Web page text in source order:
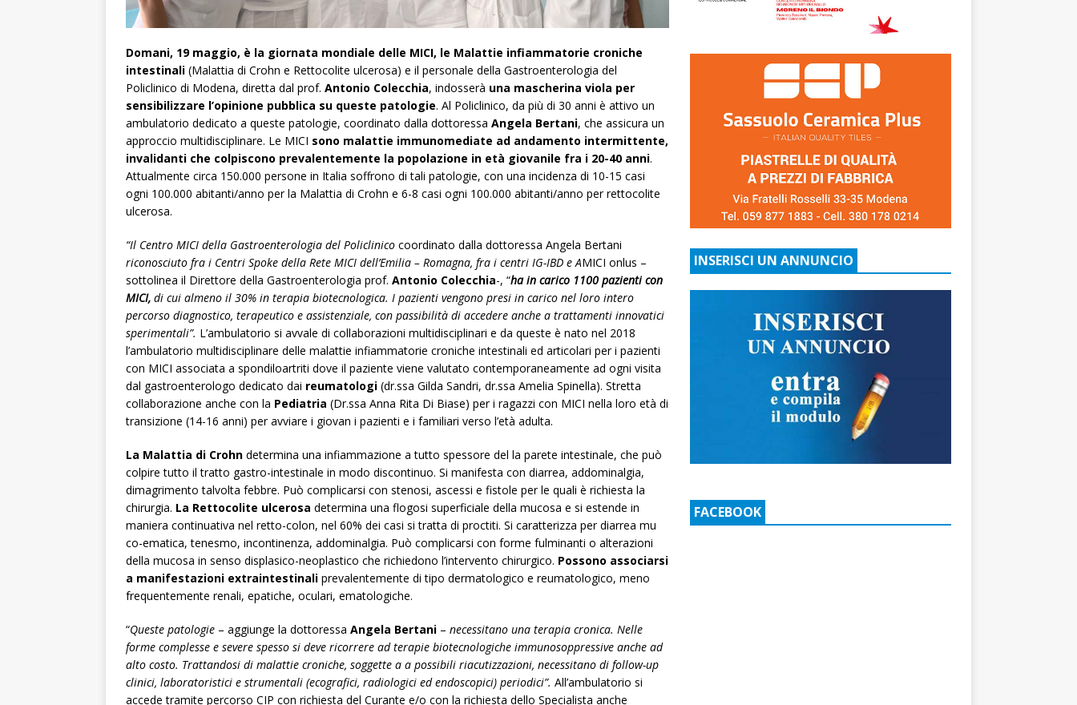
Domani, 19 maggio, è la giornata mondiale delle MICI, le Malattie infiammatorie croniche
intestinali (Malattia di Crohn e Rettocolite ulcerosa) e il personale della Gastroenterologia del
Policlinico di Modena, diretta dal prof. Antonio Colecchia, indosserà una mascherina viola per
sensibilizzare l’opinione pubblica su queste patologie. Al Policlinico, da più di 30 anni è attivo un
ambulatorio dedicato a queste patologie, coordinato dalla dottoressa Angela Bertani, che assicura un
approccio multidisciplinare. Le MICI sono malattie immunomediate ad andamento intermittente,
invalidanti che colpiscono prevalentemente la popolazione in età giovanile fra i 20-40 anni.
Attualmente circa 150.000 persone in Italia soffrono di tali patologie, con una incidenza di 10-15 casi
ogni 100.000 abitanti/anno per la Malattia di Crohn e 6-8 casi ogni 100.000 abitanti/anno per rettocolite
ulcerosa.
“Il Centro MICI della Gastroenterologia del Policlinico coordinato dalla dottoressa Angela Bertani
riconosciuto fra i Centri Spoke della Rete MICI dell’Emilia – Romagna, fra i centri IG-IBD e AMICI onlus –
sottolinea il Direttore della Gastroenterologia prof. Antonio Colecchia-, “ha in carico 1100 pazienti con
MICI, di cui almeno il 30% in terapia biotecnologica. I pazienti vengono presi in carico nel loro intero
percorso diagnostico, terapeutico e assistenziale, con passibilità di accedere anche a trattamenti innovatici
sperimentali”. L’ambulatorio si avvale di collaborazioni multidisciplinari e da queste è nato nel 2018
l’ambulatorio multidisciplinare delle malattie infiammatorie croniche intestinali ed articolari per i pazienti
con MICI associata a spondiloartriti dove il paziente viene valutato contemporaneamente ad ogni visita
dal gastroenterologo dedicato dai reumatologi (dr.ssa Gilda Sandri, dr.ssa Amelia Spinella). Stretta
collaborazione anche con la Pediatria (Dr.ssa Anna Rita Di Biase) per i ragazzi con MICI nella loro età di
transizione (14-16 anni) per avviare i giovan i pazienti e i familiari verso l’età adulta.
La Malattia di Crohn determina una infiammazione a tutto spessore del la parete intestinale, che può
colpire tutto il tratto gastro-intestinale in modo discontinuo. Si manifesta con diarrea, addominalgia,
dimagrimento talvolta febbre. Può complicarsi con stenosi, ascessi e fistole per le quali è richiesta la
chirurgia. La Rettocolite ulcerosa determina una flogosi superficiale della mucosa e si estende in
maniera continuativa nel retto-colon, nel 60% dei casi si tratta di proctiti. Si caratterizza per diarrea mu
co-ematica, tenesmo, incontinenza, addominalgia. Può complicarsi con forme fulminanti o alterazioni
della mucosa in senso displasico-neoplastico che richiedono l’intervento chirurgico. Possono associarsi
a manifestazioni extraintestinali prevalentemente di tipo dermatologico e reumatologico, meno
frequentemente renali, epatiche, oculari, ematologiche.
“Queste patologie – aggiunge la dottoressa Angela Bertani – necessitano una terapia cronica. Nelle
forme complesse e severe spesso si deve ricorrere ad terapie biotecnologiche immunosoppressive anche ad
alto costo. Trattandosi di malattie croniche, soggette a a possibili riacutizzazioni, necessitano di follow-up
clinici, laboratoristici e strumentali (ecografici, radiologici ed endoscopici) periodici”. All’ambulatorio si
accede tramite percorso CIP con richiesta del Curante e/o con la richiesta dello Specialista anche
INSERISCI UN ANNUNCIO
FACEBOOK